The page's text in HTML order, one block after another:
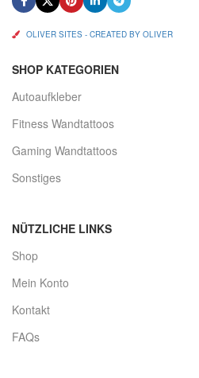
OLIVER SITES - CREATED BY OLIVER
SHOP KATEGORIEN
Autoaufkleber
Fitness Wandtattoos
Gaming Wandtattoos
Sonstiges
NÜTZLICHE LINKS
Shop
Mein Konto
Kontakt
FAQs